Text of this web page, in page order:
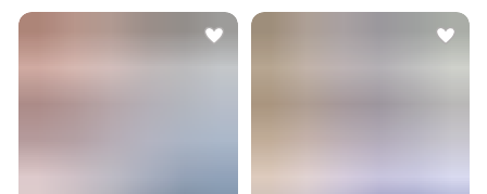
V245/H120/78